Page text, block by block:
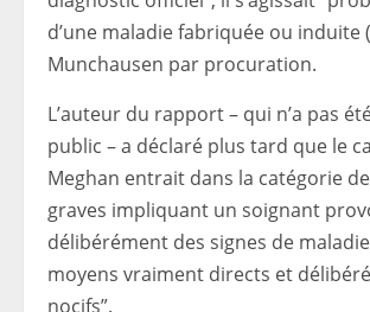
d’une maladie fabriquée ou induite
Munchausen par procuration.
L’auteur du rapport – qui n’a pas
public – a déclaré plus tard que le
Meghan entrait dans la catégorie
graves impliquant un soignant
délibérément des signes de
moyens vraiment directs et
nocifs”.